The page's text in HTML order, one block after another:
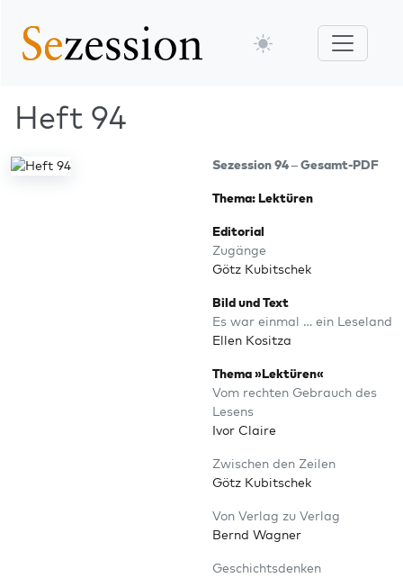
Heft 94
Sezes­si­on 94 – Gesamt-PDF
The­ma: Lektüren
Edi­to­ri­al
Zugän­ge
Götz Kubitschek
Bild und Text
Es war ein­mal … ein Leseland
Ellen Kositza
The­ma »Lek­tü­ren«
Vom rech­ten Gebrauch des
Lesens
Ivor Claire
Zwi­schen den Zeilen
Götz Kubitschek
Von Ver­lag zu Verlag
Bernd Wagner
Geschichts­den­ken